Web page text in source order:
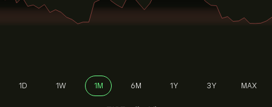
1D 1W 1M 6M 1Y 3Y MAX